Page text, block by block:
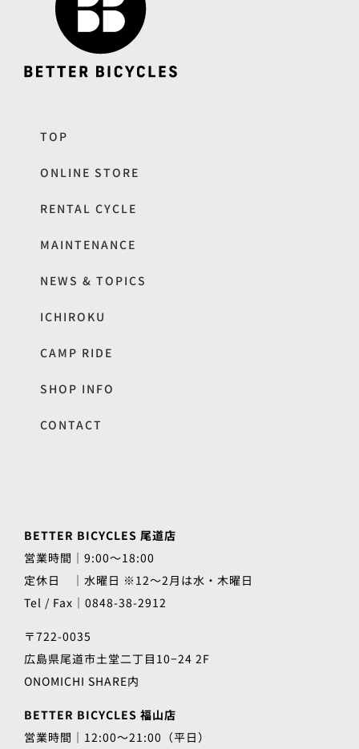
TOP
ONLINE STORE
RENTAL CYCLE
MAINTENANCE
NEWS & TOPICS
ICHIROKU
CAMP RIDE
SHOP INFO
CONTACT
BETTER BICYCLES 尾道店
営業時間｜9:00～18:00
定休日 ｜水曜日 ※12〜2月は水・木曜日
Tel / Fax｜0848-38-2912
〒722-0035
広島県尾道市土堂二丁目10−24 2F
ONOMICHI SHARE内
BETTER BICYCLES 福山店
営業時間｜12:00～21:00（平日）